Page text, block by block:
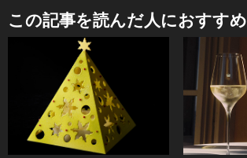
この記事を読んだ人におすすめ